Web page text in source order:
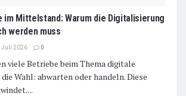
im Mittelstand: Warum die Digitalisierung
werden muss
Juli 2026 0
viele Betriebe beim Thema digitale
Wahl: abwarten oder handeln. Diese